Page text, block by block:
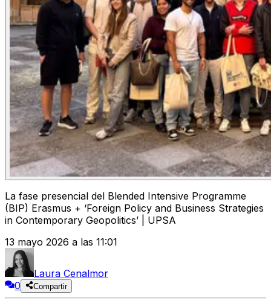
La fase presencial del Blended Intensive Programme
(BIP) Erasmus + ‘Foreign Policy and Business Strategies
in Contemporary Geopolitics’ | UPSA
13 mayo 2026 a las 11:01
Laura Cenalmor
0
Compartir